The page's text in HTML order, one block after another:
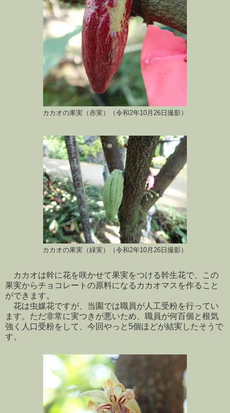
カカオの果実（赤実）（令和2年10月26日撮影）
カカオの果実（緑実）（令和2年10月26日撮影）
カカオは幹に花を咲かせて果実をつける幹生花で、この
果実からチョコレートの原料になるカカオマスを作ること
ができます。
花は虫媒花ですが、当園では職員が人工受粉を行ってい
ます。ただ非常に実つきが悪いため、職員が何百個と根気
強く人口受粉をして、今回やっと5個ほどが結実したそうで
す。